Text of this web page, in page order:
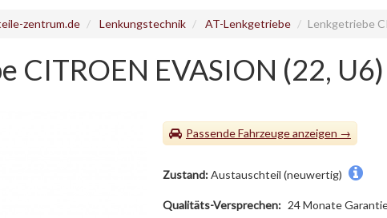
zentrum.de Lenkungstechnik AT-Lenkgetriebe Lenkgetriebe
CITROEN EVASION (22, U6)
Passende Fahrzeuge
Zustand:Austauschteil (neuwertig)
Qualitäts-Versprechen: 24 Monate